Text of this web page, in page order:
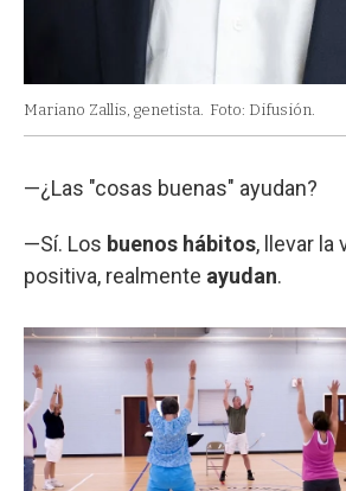
Mariano Zallis, genetista. Foto: Difusión.
—¿Las "cosas buenas" ayudan?
—Sí. Los buenos hábitos, llevar la
positiva, realmente ayudan.